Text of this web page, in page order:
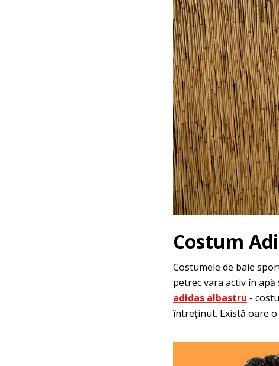
Costum
Costumele de baie
petrec vara activ în
adidas albastru -
întreținut. Există oare